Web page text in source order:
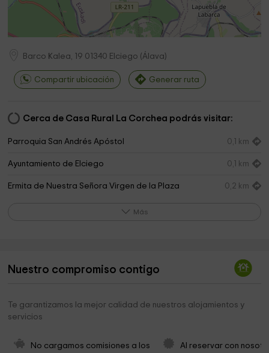
Barco Kalea, 19 01340 Elciego (Álava)
Compartir ubicación Generar ruta
Cerca de Casa Rural La Corchea podrás visitar:
Parroquia San Andrés Apóstol 0,1 km
Ayuntamiento de Elciego 0,1 km
Ermita de Nuestra Señora Virgen de la Plaza 0,2 km
Between the Vines (Entre Viñas/Mahasti Artean)
Iglesia de la Inmaculada Concepción 3,5 km
Parque infantil
Iglesia de la Asunción
Más
Nuestro compromiso contigo
Te garantizamos la mejor calidad de nuestros alojamientos y
servicios
No cargamos comisiones a los
Al reservar con